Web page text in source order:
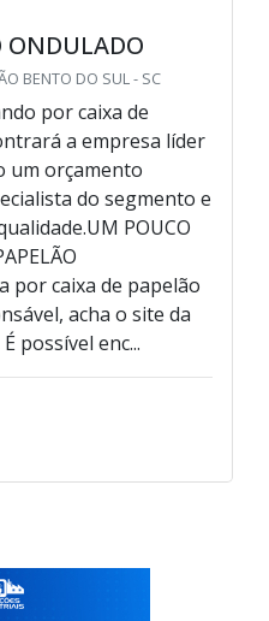
ONDULADO
BENTO DO SUL - SC
por caixa de
a empresa líder
um orçamento
do segmento e
POUCO
por caixa de papelão
acha o site da
possível enc...